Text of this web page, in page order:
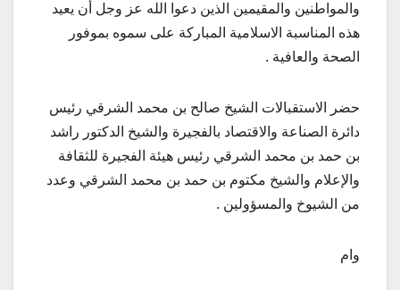
والمواطنين والمقيمين الذين دعوا الله عز وجل أن يعيد
هذه المناسبة الاسلامية المباركة على سموه بموفور
الصحة والعافية .
حضر الاستقبالات الشيخ صالح بن محمد الشرقي رئيس
دائرة الصناعة والاقتصاد بالفجيرة والشيخ الدكتور راشد
بن حمد بن محمد الشرقي رئيس هيئة الفجيرة للثقافة
والإعلام والشيخ مكتوم بن حمد بن محمد الشرقي وعدد
من الشيوخ والمسؤولين .
وام